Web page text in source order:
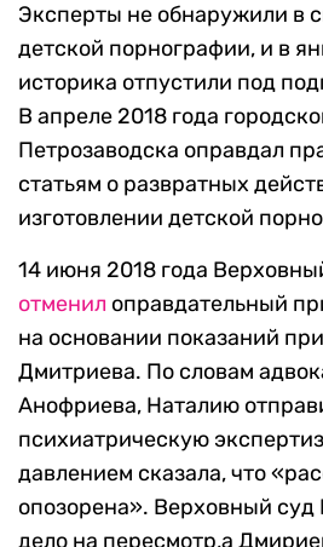
Эксперты не обнаружили в
детской порнографии, и в
историка отпустили под
В апреле 2018 года
Петрозаводска оправдал
статьям о развратных
изготовлении детской
14 июня 2018 года
отменил оправдательный
на основании показаний
Дмитриева. По словам
Анофриева, Наталию
психиатрическую
давлением сказала, что
опозорена». Верховный суд
дело на пересмотр,а